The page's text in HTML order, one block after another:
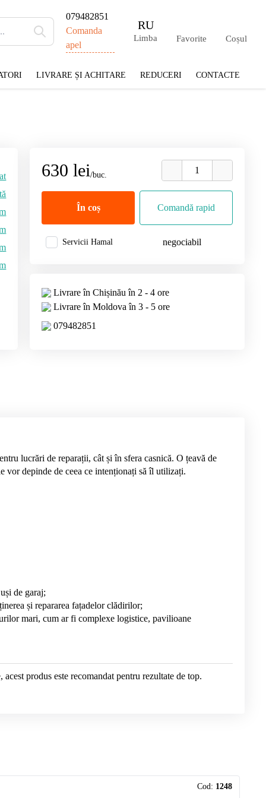
079482851
Comanda
apel
RU
Limba Favorite Coșul
LIVRARE ȘI ACHITARE REDUCERI CONTACTE
630 lei/buc.
În coș Comandă rapid
Servicii Hamal negociabil
Livrare în Chișinău în 2 - 4 ore
Livrare în Moldova în 3 - 5 ore
079482851
lucrări de reparații, cât și în sfera casnică. O țeavă de
vor depinde de ceea ce intenționați să îl utilizați.
de garaj;
și repararea fațadelor clădirilor;
mari, cum ar fi complexe logistice, pavilioane
produs este recomandat pentru rezultate de top.
Cod: 1248